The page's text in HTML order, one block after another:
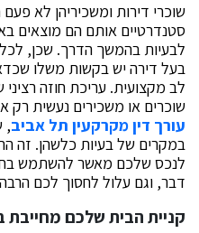
שוכרי דירות ומשכיריהן לא
סטנדרטיים אותם הם מוצאים
לבעיות בהמשך הדרך. שכן,
בעל דירה יש בקשות משלו
לב מקצועית. עריכת חוזה
שוכרים או משכירים נעשית רק
עורך דין מקרקעין תל אביב,
במקרים של בעיות כלשהן. זה
לנכס שלכם מאשר להשתמש
דבר, וגם עלול לחסוך לכם
קניית הבית שלכם מחייבת